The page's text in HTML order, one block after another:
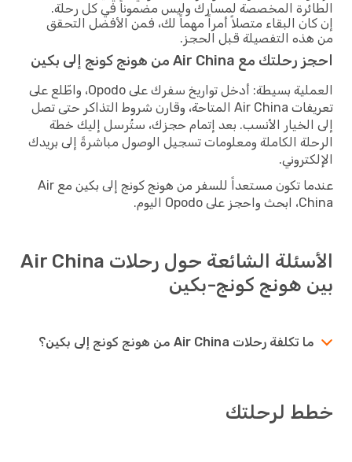
الطائرة المخصصة لمسارك وليس مضموناً في كل رحلة.
إن كان البقاء متصلاً أمراً مهماً لك، فمن الأفضل التحقق
من هذه التفصيلة قبل الحجز.
احجز رحلتك مع Air China من هونج كونج إلى بكين
العملية بسيطة: أدخل تواريخ سفرك على Opodo، واطّلع على
تعريفات Air China المتاحة، وقارن شروط التذاكر حتى تصل
إلى الخيار الأنسب. بعد إتمام حجزك، ستُرسل إليك خطة
الرحلة الكاملة ومعلومات تسجيل الوصول مباشرةً إلى بريدك
الإلكتروني.
عندما تكون مستعداً للسفر من هونج كونج إلى بكين مع Air
China، ابحث واحجز على Opodo اليوم.
الأسئلة الشائعة حول رحلات Air China
بين هونج كونج-بكين
ما تكلفة رحلات Air China من هونج كونج إلى بكين؟
خطط لرحلتك